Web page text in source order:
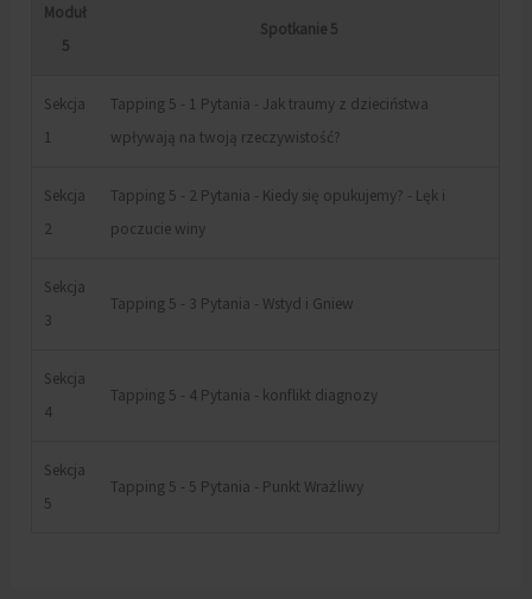
Moduł
5
Spotkanie 5
Sekcja
1
Tapping 5 - 1 Pytania - Jak traumy z dzieciństwa
wpływają na twoją rzeczywistość?
Sekcja
2
Tapping 5 - 2 Pytania - Kiedy się opukujemy? - Lęk i
poczucie winy
Sekcja
3
Tapping 5 - 3 Pytania - Wstyd i Gniew
Sekcja
4
Tapping 5 - 4 Pytania - konflikt diagnozy
Sekcja
5
Tapping 5 - 5 Pytania - Punkt Wrażliwy